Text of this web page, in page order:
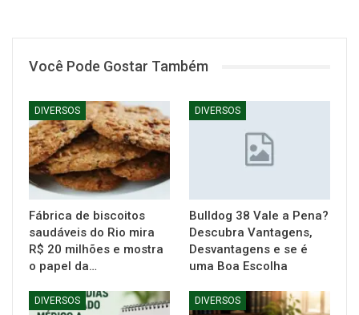
Você Pode Gostar Também
DIVERSOS
Fábrica de biscoitos
saudáveis do Rio mira
R$ 20 milhões e mostra
o papel da…
DIVERSOS
Bulldog 38 Vale a Pena?
Descubra Vantagens,
Desvantagens e se é
uma Boa Escolha
DIVERSOS DIVERSOS